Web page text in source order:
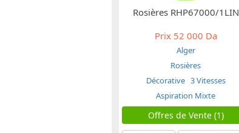
Rosières RHP67000/1LIN
Prix52 000 Da
Alger
Rosières
Décorative 3 Vitesses
Aspiration Mixte
Offres de Vente (1)